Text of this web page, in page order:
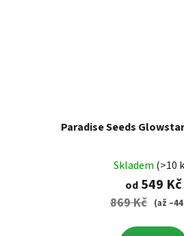
Paradise Seeds
Skladem (>10
od549 Kč
869 Kč (až